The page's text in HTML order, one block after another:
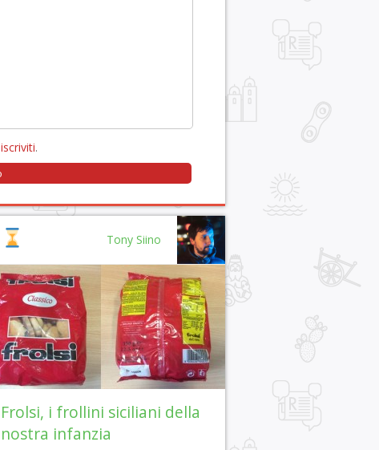
iscriviti.
Tony Siino
Frolsi, i frollini siciliani della
nostra infanzia